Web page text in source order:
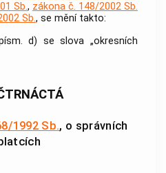
Sb., zákona č. 148/2002 Sb.
Sb., se mění takto:
d) se slova „okresních
1992 Sb., o správních